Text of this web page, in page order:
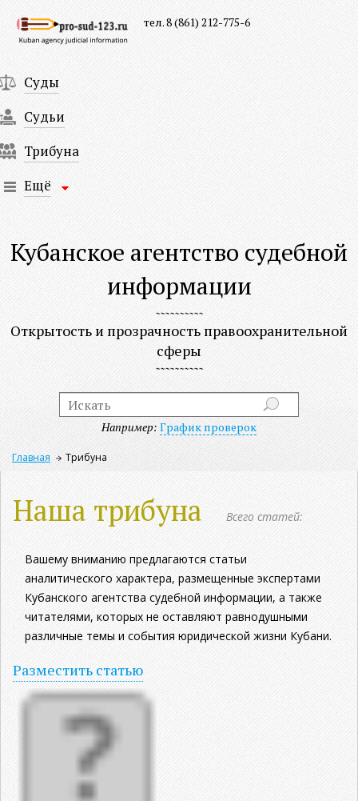
Суды
Судьи
Трибуна
Ещё
тел. 8 (861) 212-775-6
Кубанское агентство судебной
информации
Открытость и прозрачность правоохранительной
сферы
Например: График проверок
Главная Трибуна
Наша трибуна Всего статей:
Вашему вниманию предлагаются статьи
аналитического характера, размещенные экспертами
Кубанского агентства судебной информации, а также
читателями, которых не оставляют равнодушными
различные темы и события юридической жизни Кубани.
Разместить статью